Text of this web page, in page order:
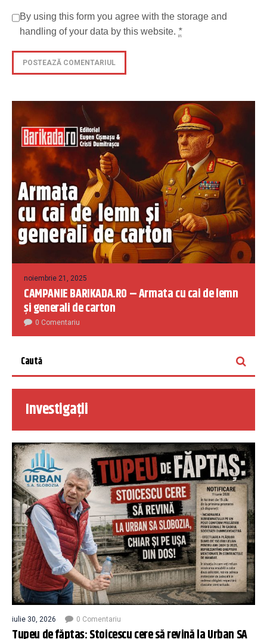
By using this form you agree with the storage and
handling of your data by this website. *
noiembrie 21, 2025
CAMPANIE BARIKADA.RO – Armata cu cai de lemn
și generali de carton
0 Comentariu
Investigații
iulie 30, 2026 0 Comentariu
Tupeu de făptaș: Stoicescu cere să revină la Urban SA